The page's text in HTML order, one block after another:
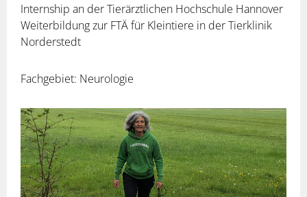
Internship an der Tierärztlichen Hochschule Hannover
Weiterbildung zur FTÄ für Kleintiere in der Tierklinik
Norderstedt
Fachgebiet: Neurologie